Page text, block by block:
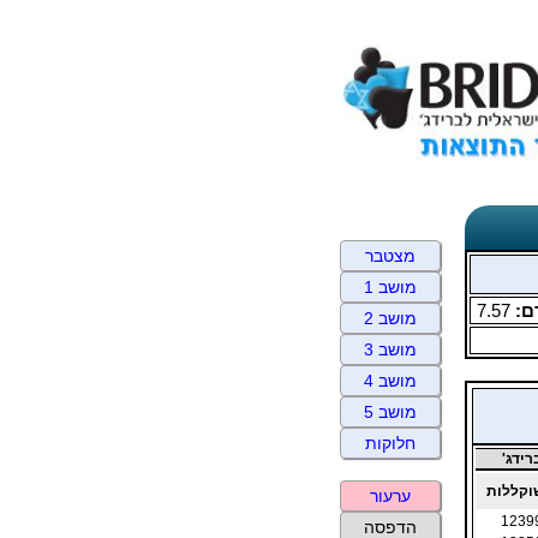
7.57
מצטבר
מושב 1
מושב 2
מושב 3
מושב 4
מושב 5
חלוקות
ערעור
הדפסה